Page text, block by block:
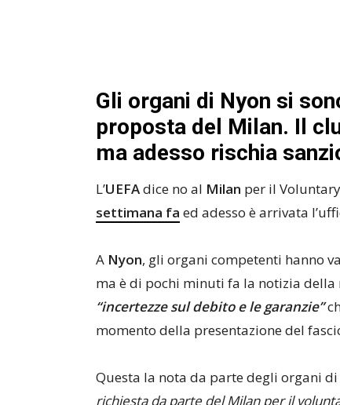
Gli organi di Nyon si
proposta del Milan. Il
ma adesso rischia
L’UEFAdice no al Milan per il
settimana fa ed adesso è arrivata
A Nyon, gli organi competenti hanno
ma è di pochi minuti fa la notizia
“incertezze sul debito e le garanzie”
momento della presentazione del
Questa la nota da parte degli organi di
richiesta da parte del Milan per il